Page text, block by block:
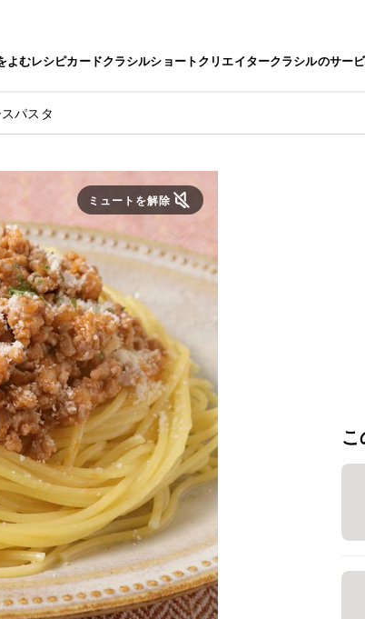
よむレシピカードクラシルショートクリエイタークラシルのサー
パスタ
ミュートを解除